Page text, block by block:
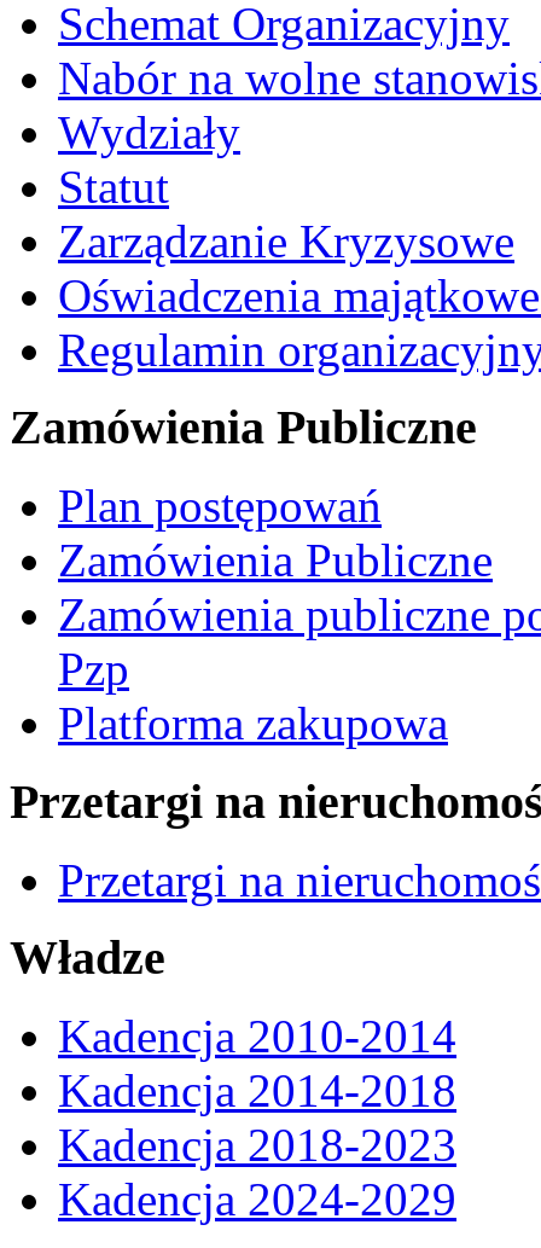
Schemat Organizacyjny
Nabór na wolne
Wydziały
Statut
Zarządzanie Kryzysowe
Oświadczenia
Regulamin
Zamówienia Publiczne
Plan postępowań
Zamówienia Publiczne
Zamówienia publiczne
Pzp
Platforma zakupowa
Przetargi na
Przetargi na
Władze
Kadencja 2010-2014
Kadencja 2014-2018
Kadencja 2018-2023
Kadencja 2024-2029